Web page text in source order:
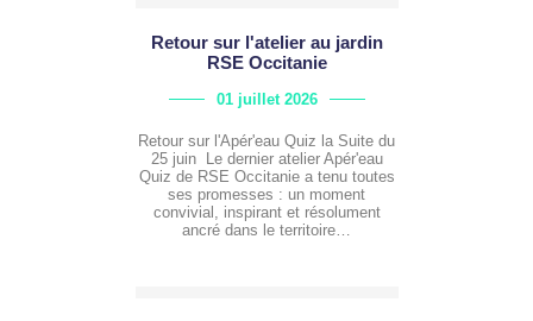
Retour sur l'atelier au jardin
RSE Occitanie
01 juillet 2026
Retour sur l'Apér'eau Quiz la Suite du
25 juin Le dernier atelier Apér'eau
Quiz de RSE Occitanie a tenu toutes
ses promesses : un moment
convivial, inspirant et résolument
ancré dans le territoire…